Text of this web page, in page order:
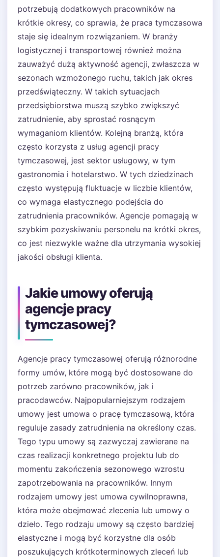
potrzebują dodatkowych pracowników na
krótkie okresy, co sprawia, że praca tymczasowa
staje się idealnym rozwiązaniem. W branży
logistycznej i transportowej również można
zauważyć dużą aktywność agencji, zwłaszcza w
sezonach wzmożonego ruchu, takich jak okres
przedświąteczny. W takich sytuacjach
przedsiębiorstwa muszą szybko zwiększyć
zatrudnienie, aby sprostać rosnącym
wymaganiom klientów. Kolejną branżą, która
często korzysta z usług agencji pracy
tymczasowej, jest sektor usługowy, w tym
gastronomia i hotelarstwo. W tych dziedzinach
często występują fluktuacje w liczbie klientów,
co wymaga elastycznego podejścia do
zatrudnienia pracowników. Agencje pomagają w
szybkim pozyskiwaniu personelu na krótki okres,
co jest niezwykle ważne dla utrzymania wysokiej
jakości obsługi klienta.
Jakie umowy oferują
agencje pracy
tymczasowej?
Agencje pracy tymczasowej oferują różnorodne
formy umów, które mogą być dostosowane do
potrzeb zarówno pracowników, jak i
pracodawców. Najpopularniejszym rodzajem
umowy jest umowa o pracę tymczasową, która
reguluje zasady zatrudnienia na określony czas.
Tego typu umowy są zazwyczaj zawierane na
czas realizacji konkretnego projektu lub do
momentu zakończenia sezonowego wzrostu
zapotrzebowania na pracowników. Innym
rodzajem umowy jest umowa cywilnoprawna,
która może obejmować zlecenia lub umowy o
dzieło. Tego rodzaju umowy są często bardziej
elastyczne i mogą być korzystne dla osób
poszukujących krótkoterminowych zleceń lub